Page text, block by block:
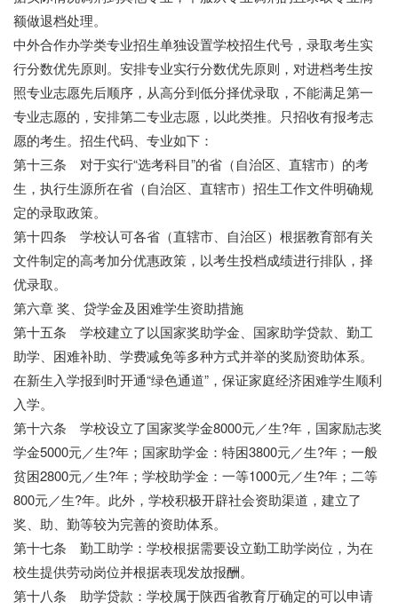
额做退档处理。
中外合作办学类专业招生单独设置学校招生代号，录取考生实
行分数优先原则。安排专业实行分数优先原则，对进档考生按
照专业志愿先后顺序，从高分到低分择优录取，不能满足第一
专业志愿的，安排第二专业志愿，以此类推。只招收有报考志
愿的考生。招生代码、专业如下：
第十三条 对于实行“选考科目”的省（自治区、直辖市）的考
生，执行生源所在省（自治区、直辖市）招生工作文件明确规
定的录取政策。
第十四条 学校认可各省（直辖市、自治区）根据教育部有关
文件制定的高考加分优惠政策，以考生投档成绩进行排队，择
优录取。
第六章 奖、贷学金及困难学生资助措施
第十五条 学校建立了以国家奖助学金、国家助学贷款、勤工
助学、困难补助、学费减免等多种方式并举的奖励资助体系。
在新生入学报到时开通“绿色通道”，保证家庭经济困难学生顺利
入学。
第十六条 学校设立了国家奖学金8000元／生?年，国家励志奖
学金5000元／生?年；国家助学金：特困3800元／生?年；一般
贫困2800元／生?年；学校助学金：一等1000元／生?年；二等
800元／生?年。此外，学校积极开辟社会资助渠道，建立了
奖、助、勤等较为完善的资助体系。
第十七条 勤工助学：学校根据需要设立勤工助学岗位，为在
校生提供劳动岗位并根据表现发放报酬。
第十八条 助学贷款：学校属于陕西省教育厅确定的可以申请